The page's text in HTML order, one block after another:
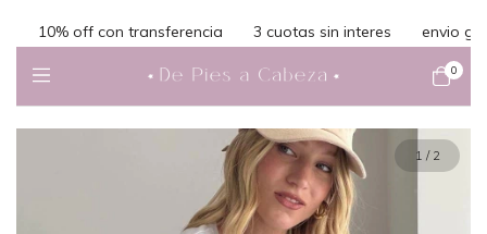
10% off con transferencia 3 cuotas sin interes envio
0
1 / 2